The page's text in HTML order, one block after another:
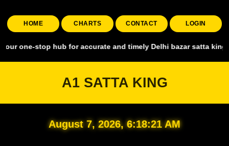
HOME CHARTS CONTACT LOGIN
hub for accurate and timely Delhi bazar satta king,
A1 SATTA KING
August 7, 2026, 6:18:22 AM